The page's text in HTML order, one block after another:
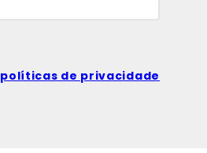
políticas de privacidade